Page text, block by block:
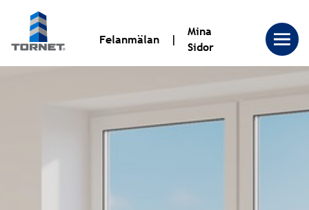
Bostadsproduktion
Felanmälan
Mina
Sidor